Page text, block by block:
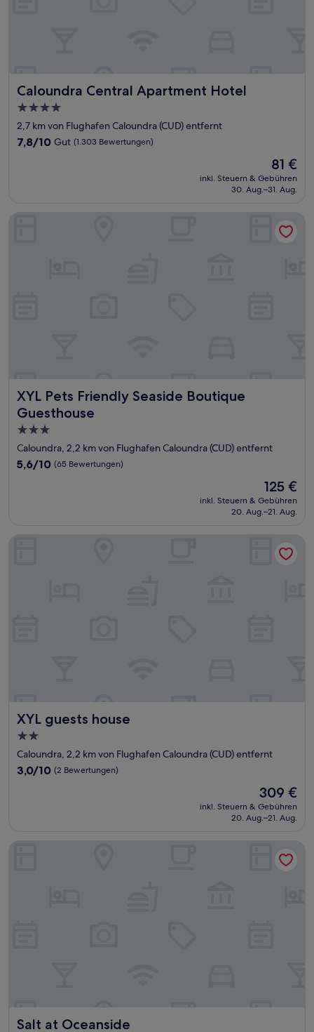
Caloundra Central Apartment Hotel
Caloundra Central Apartment Hotel
4.0-
Sterne-
Unterkunft
2,7 km von Flughafen Caloundra (CUD) entfernt
7.8
7,8/10 Gut (1.303 Bewertungen)
Der
Preis
beträgt
81 €
inkl. Steuern & Gebühren
30. Aug.–31. Aug.
XYL Pets Friendly Seaside Boutique
Guesthouse
XYL Pets Friendly Seaside Boutique Guesthouse
3.0-
Sterne-
Unterkunft
Caloundra, 2,2 km von Flughafen Caloundra (CUD) entfernt
5.6
5,6/10 (65 Bewertungen)
Der
Preis
beträgt
125 €
inkl. Steuern & Gebühren
20. Aug.–21. Aug.
XYL Pets Friendly Seaside Boutique Guesthouse
XYL guests house
XYL guests house
2.0-
Sterne-
Unterkunft
Caloundra, 2,2 km von Flughafen Caloundra (CUD) entfernt
3.0
3,0/10 (2 Bewertungen)
Der
Preis
beträgt
309 €
inkl. Steuern & Gebühren
20. Aug.–21. Aug.
Salt at Oceanside
Salt at Oceanside
Salt at Oceanside